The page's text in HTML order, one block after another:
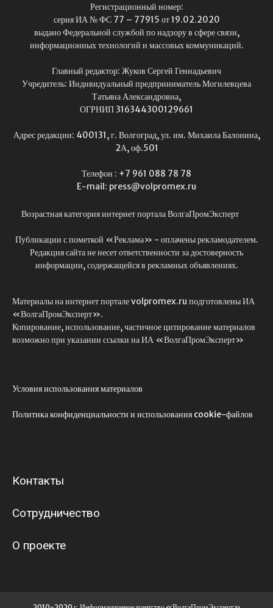
Регистрационный номер:
серия ИА № ФС 77 – 77915 от 19.02.2020
выдано Федеральной службой по надзору в сфере связи,
информационных технологий и массовых коммуникаций.
Главный редактор: Жуков Сергей Геннадьевич
Учредитель: Индивидуальный предприниматель Могилевцева
Татьяна Александровна,
ОГРНИП 316344300129661
Адрес редакции: 400131, г. Волгоград, ул. им. Михаила Балонина,
2А, оф.501
Телефон : +7 961 088 78 78
E-mail: press@volpromex.ru
Возрастная категория интернет портала ВолгаПромЭксперт
Публикации с пометкой «Реклама» - оплачены рекламодателем.
Редакция сайта не несет ответственности за достоверность
информации, содержащейся в рекламных объявлениях.
Материалы на интернет портале volpromex.ru подготовлены ИА
«ВолгаПромЭксперт».
Копирование, использование, частичное цитирование материалов
возможно при указании ссылки на ИА «ВолгаПромЭксперт»
Условия использования материалов
Политика конфиденциальности и использования cookie-файлов
Контакты
Сотрудничество
О проекте